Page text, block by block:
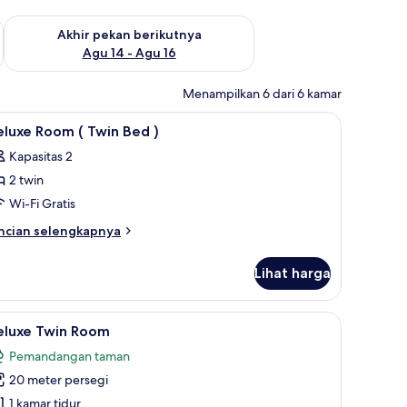
Agu 7 - Agu 9
Akhir pekan berikutnya
Agu 14 - Agu 16
Periksa ketersediaan untuk akhir pekan berikutnya Agu 14 -
Menampilkan 6 dari 6 kamar
laptop, dan Wi-Fi gratis Brankas, meja kerja, ruang kerja ramah
5 Room ( Twin Bed )
Kapasitas 2
2 twin
Wi-Fi Gratis
selengkapnya
Lihat harga
laptop, dan Wi-Fi gratis Deluxe Twin Room | Brankas, meja kerja,
1 Twin Room
Pemandangan taman
20 meter persegi
1 kamar tidur